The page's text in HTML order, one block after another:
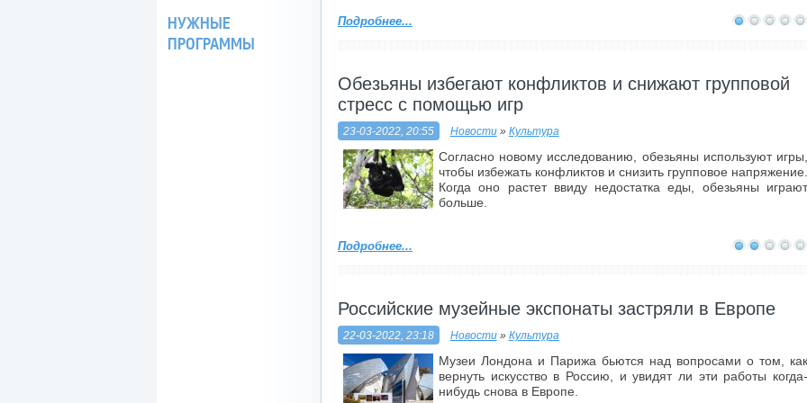
Подробнее...
Обезьяны избегают конфликтов и снижают групповой
стресс с помощью игр
23-03-2022, 20:55 Новости» Культура
Согласно новому исследованию, обезьяны используют игры,
чтобы избежать конфликтов и снизить групповое напряжение.
Когда оно растет ввиду недостатка еды, обезьяны играют
больше.
Подробнее...
Российские музейные экспонаты застряли в Европе
22-03-2022, 23:18 Новости» Культура
Музеи Лондона и Парижа бьются над вопросами о том, как
вернуть искусство в Россию, и увидят ли эти работы когда-
нибудь снова в Европе.
НУЖНЫЕ
ПРОГРАММЫ